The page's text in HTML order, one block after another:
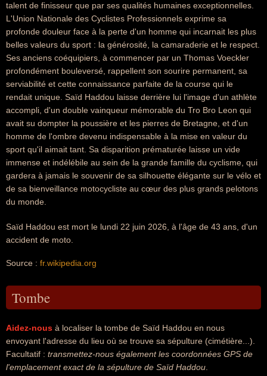
talent de finisseur que par ses qualités humaines exceptionnelles.
L'Union Nationale des Cyclistes Professionnels exprime sa
profonde douleur face à la perte d'un homme qui incarnait les plus
belles valeurs du sport : la générosité, la camaraderie et le respect.
Ses anciens coéquipiers, à commencer par un Thomas Voeckler
profondément bouleversé, rappellent son sourire permanent, sa
serviabilité et cette connaissance parfaite de la course qui le
rendait unique. Saïd Haddou laisse derrière lui l'image d'un athlète
accompli, d'un double vainqueur mémorable du Tro Bro Leon qui
avait su dompter la poussière et les pierres de Bretagne, et d'un
homme de l'ombre devenu indispensable à la mise en valeur du
sport qu'il aimait tant. Sa disparition prématurée laisse un vide
immense et indélébile au sein de la grande famille du cyclisme, qui
gardera à jamais le souvenir de sa silhouette élégante sur le vélo et
de sa bienveillance motocycliste au cœur des plus grands pelotons
du monde.
Saïd Haddou est mort le lundi 22 juin 2026, à l'âge de 43 ans, d'un
accident de moto.
Source : fr.wikipedia.org
Tombe
Aidez-nous à localiser la tombe de Saïd Haddou en nous
envoyant l'adresse du lieu où se trouve sa sépulture (cimétière...).
Facultatif : transmettez-nous également les coordonnées GPS de
l'emplacement exact de la sépulture de Saïd Haddou